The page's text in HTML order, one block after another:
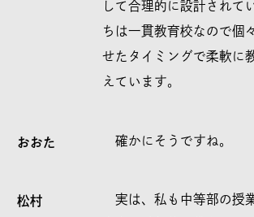
して合理的に設計されて
ちは一貫教育校なので個
せたタイミングで柔軟に
えています。
おおた 確かにそうですね。
松村
実は、私も中等部の授